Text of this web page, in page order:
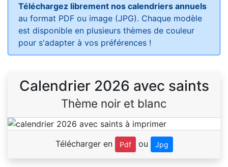
Téléchargez librement nos calendriers annuels
au format PDF ou image (JPG). Chaque modèle
est disponible en plusieurs thèmes de couleur
pour s'adapter à vos préférences !
Calendrier 2026 avec saints
Thème noir et blanc
Télécharger en Pdf ou Jpg